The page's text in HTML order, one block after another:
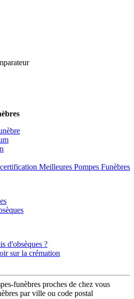
Meilleures Pompes Funèbres
d'obsèques ?
sur la crémation
funèbres proches de chez vous
par ville ou code postal